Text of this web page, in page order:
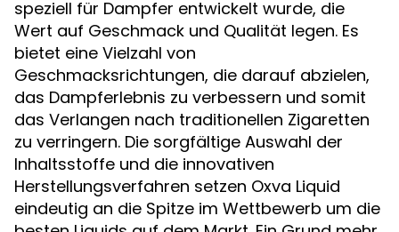
speziell für Dampfer entwickelt wurde, die
Wert auf Geschmack und Qualität legen. Es
bietet eine Vielzahl von
Geschmacksrichtungen, die darauf abzielen,
das Dampferlebnis zu verbessern und somit
das Verlangen nach traditionellen Zigaretten
zu verringern. Die sorgfältige Auswahl der
Inhaltsstoffe und die innovativen
Herstellungsverfahren setzen Oxva Liquid
eindeutig an die Spitze im Wettbewerb um die